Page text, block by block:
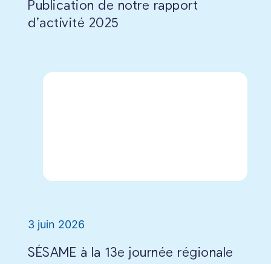
Publication de notre rapport
d’activité 2025
3 juin 2026
SÉSAME à la 13e journée régionale